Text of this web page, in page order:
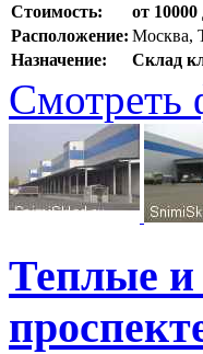
Стоимость:
от 10000
Расположение: Москва,
Назначение:
Склад
Смотреть
Теплые и